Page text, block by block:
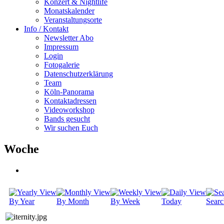
Konzert & Nightlife
Monatskalender
Veranstaltungsorte
Info / Kontakt
Newsletter Abo
Impressum
Login
Fotogalerie
Datenschutzerklärung
Team
Köln-Panorama
Kontaktadressen
Videoworkshop
Bands gesucht
Wir suchen Euch
Woche
By Year By Month By Week Today